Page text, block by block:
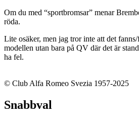
Om du med “sportbromsar” menar
röda.
Lite osäker, men jag tror inte att det
modellen utan bara på QV där det är
ha fel.
© Club Alfa Romeo Svezia 1957-2025
Snabbval